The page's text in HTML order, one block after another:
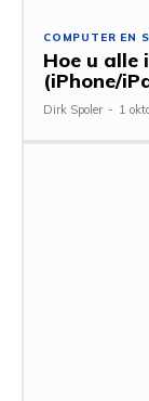
COMPUTER EN
Hoe u alle
(iPhone/
Dirk Spoler - 1